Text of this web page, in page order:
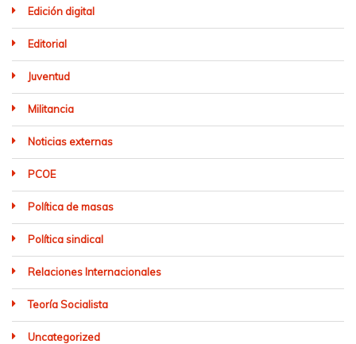
Edición digital
Editorial
Juventud
Militancia
Noticias externas
PCOE
Política de masas
Política sindical
Relaciones Internacionales
Teoría Socialista
Uncategorized